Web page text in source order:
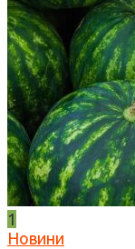
1
Новини